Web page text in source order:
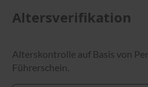
Altersverifikation
Alterskontrolle auf Basis von
Führerschein.